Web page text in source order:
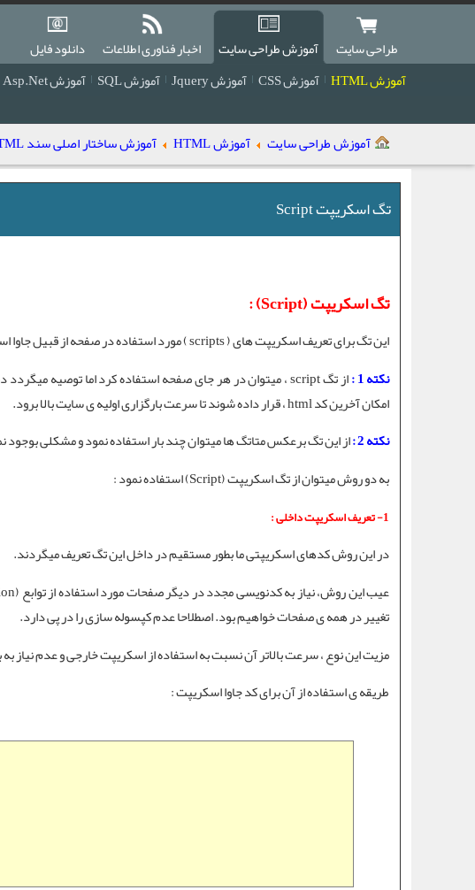
طراحی سایت آموزش طراحی سایت اخبار فناوری اطلاعات
دانلود فایل
آموزش HTML
آموزش CSS آموزش Jquery آموزش SQL آموزش Asp.Net
آموزش طراحی سایت آموزش HTML آموزش ساختار اصلی سند HTML
تگ اسکریپت Script
تگ اسکریپت (Script) :
این تگ برای تعریف اسکریپت های ( scripts ) مورد استفاده در صفحه از قبیل جاوا
نکته 1 :
ازتگ script
امکان آخرینکد html
، قرار داده شوند تا سرعت بارگزاری اولیه ی سایت بالا برود.
نکته 2 :
از این تگ برعکسمتاتگ هامیتوان چند بار استفاده نمود و مشکلی بوجود
به دو روش میتوان ازتگ اسکریپت(Script) استفاده نمود :
1- تعریف اسکریپت داخلی :
در این روشکدهای اسکریپتیما بطور مستقیم در داخل این تگ تعریف میگردند.
تغییر در همه ی صفحات خواهیم بود. اصطلاحا عدم کپسوله سازی را در پی دارد.
مزیت این نوع ، سرعت بالاتر آن نسبت به استفاده ازاسکریپت خارجیو عدم نیاز
طریقه ی استفاده از آن برای کد جاوا اسکریپت :